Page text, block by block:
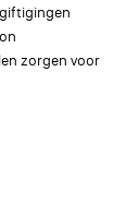
zorgen voor